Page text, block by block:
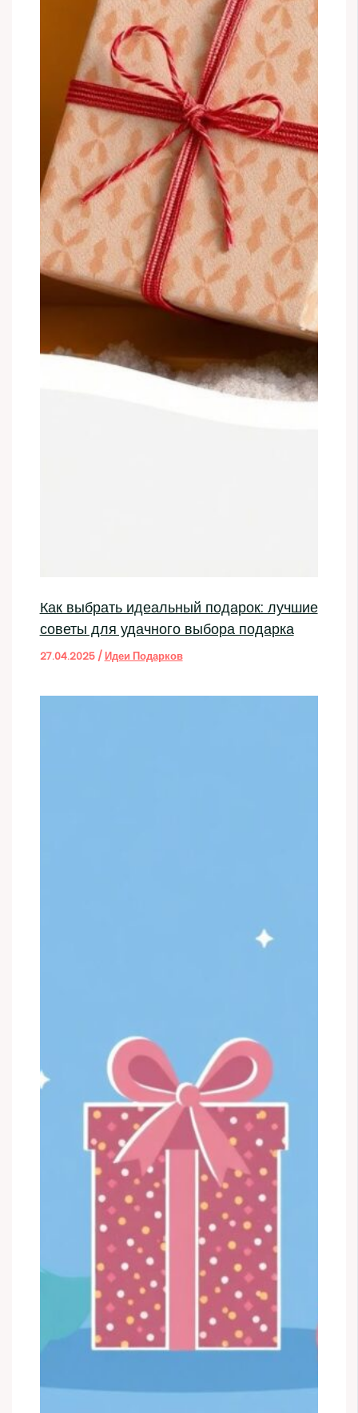
Как выбрать идеальный подарок: лучшие
советы для удачного выбора подарка
27.04.2025 / Идеи Подарков